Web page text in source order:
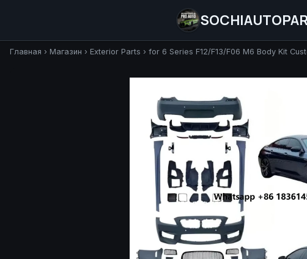
Главная › Магазин › Exterior Parts › for 6 Series F12/F13/F06 M6 Body Kit